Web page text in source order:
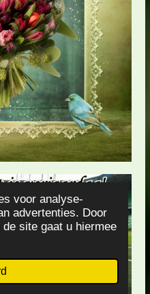
voor analyse-
advertenties. Door
site gaat u hiermee